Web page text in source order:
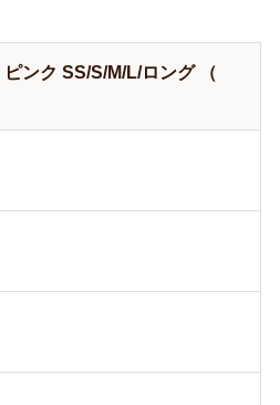
ンク SS/S/M/L/ロング （